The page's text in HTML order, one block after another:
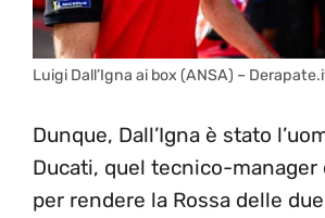
Luigi Dall’Igna ai box (ANSA) –
Dunque, Dall’Igna è stato
Ducati, quel tecnico-manager
per rendere la Rossa delle